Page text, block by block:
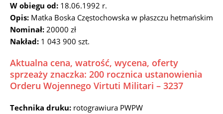
W obiegu od: 18.06.1992 r.
Opis: Matka Boska Częstochowska w płaszczu hetmańskim
Nominał: 20000 zł
Nakład: 1 043 900 szt.
Aktualna cena, watrość, wycena, oferty
sprzeaży znaczka: 200 rocznica ustanowienia
Orderu Wojennego Virtuti Militari – 3237
Technika druku: rotograwiura PWPW